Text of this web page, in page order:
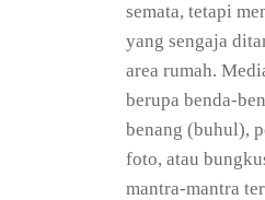
semata, tetapi
yang sengaja
area rumah.
berupa benda-
benang (buhul),
foto, atau
mantra-mantra